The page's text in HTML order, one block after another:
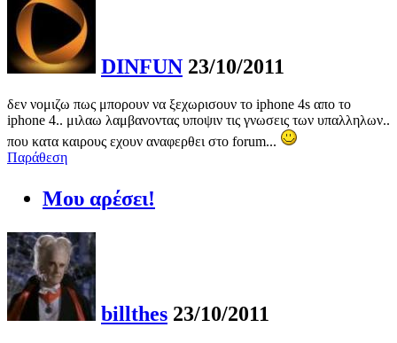
DINFUN 23/10/2011
δεν νομιζω πως μπορουν να ξεχωρισουν το iphone 4s απο το
iphone 4.. μιλαω λαμβανοντας υποψιν τις γνωσεις των υπαλληλων..
που κατα καιρους εχουν αναφερθει στο forum...
Παράθεση
Μου αρέσει!
billthes 23/10/2011